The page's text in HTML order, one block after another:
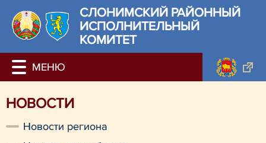
СЛОНИМСКИЙ РАЙОННЫЙ
ИСПОЛНИТЕЛЬНЫЙ
КОМИТЕТ
НОВОСТИ
Новости региона